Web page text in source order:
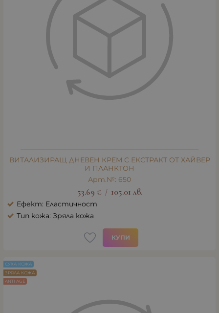
ВИТАЛИЗИРАЩ ДНЕВЕН КРЕМ С ЕКСТРАКТ ОТ ХАЙВЕР
И ПЛАНКТОН
Арт.№: 650
53.69 € / 105.01 лв.
Ефект: Еластичност
Тип кожа: Зряла кожа
КУПИ
СУХА КОЖА
ЗРЯЛА КОЖА
ANTI AGE